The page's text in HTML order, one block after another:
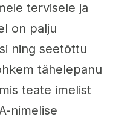
tervisele ja
on palju
ning seetõttu
tähelepanu
teate imelist
nimelise